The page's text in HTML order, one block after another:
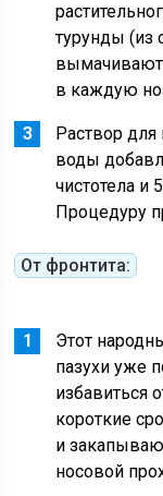
турунды (из
вымачивают
в каждую
Раствор
воды
чистотела и
Процедуру
От фронтита:
Этот
пазухи уже
избавиться
короткие
и
носовой